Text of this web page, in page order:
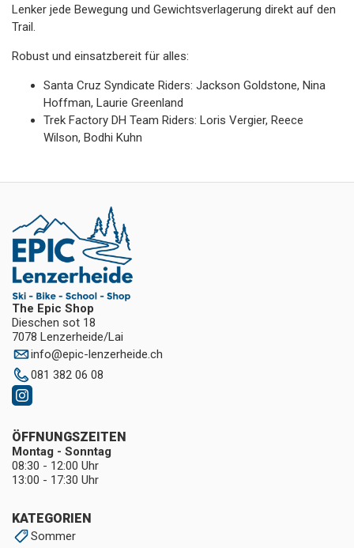
Lenker jede Bewegung und Gewichtsverlagerung direkt auf den
Trail.
Robust und einsatzbereit für alles:
Santa Cruz Syndicate Riders: Jackson Goldstone, Nina
Hoffman, Laurie Greenland
Trek Factory DH Team Riders: Loris Vergier, Reece
Wilson, Bodhi Kuhn
The Epic Shop
Dieschen sot 18
7078 Lenzerheide/Lai
info@epic-lenzerheide.ch
081 382 06 08
KATEGORIEN
Sommer
ÖFFNUNGSZEITEN
Montag - Sonntag
08:30 - 12:00 Uhr
13:00 - 17:30 Uhr